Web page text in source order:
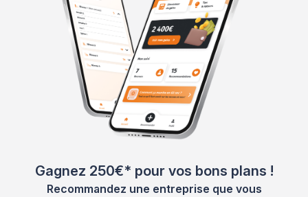
Gagnez 250€* pour vos bons plans !
Recommandez une entreprise que vous